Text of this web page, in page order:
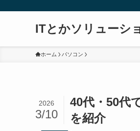
ITとかソリューシ
ホーム パソコン
40代・50代
を紹介
2026
3/10